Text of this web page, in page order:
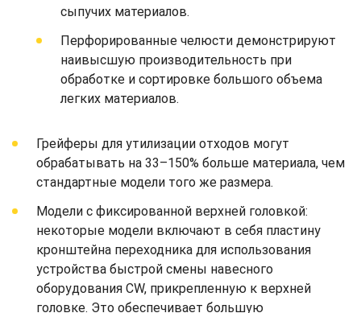
сыпучих материалов.
Перфорированные челюсти демонстрируют
наивысшую производительность при
обработке и сортировке большого объема
легких материалов.
Грейферы для утилизации отходов могут
обрабатывать на 33–150% больше материала, чем
стандартные модели того же размера.
Модели с фиксированной верхней головкой:
некоторые модели включают в себя пластину
кронштейна переходника для использования
устройства быстрой смены навесного
оборудования CW, прикрепленную к верхней
головке. Это обеспечивает большую